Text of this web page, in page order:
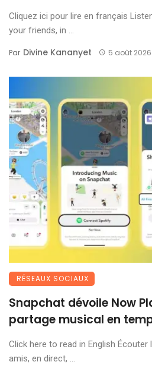
Cliquez ici pour lire en français
your friends, in ...
Par Divine Kananyet 5 août 2026
RÉSEAUX SOCIAUX
Snapchat dévoile Now
partage musical en
Click here to read in English
amis, en direct, ...